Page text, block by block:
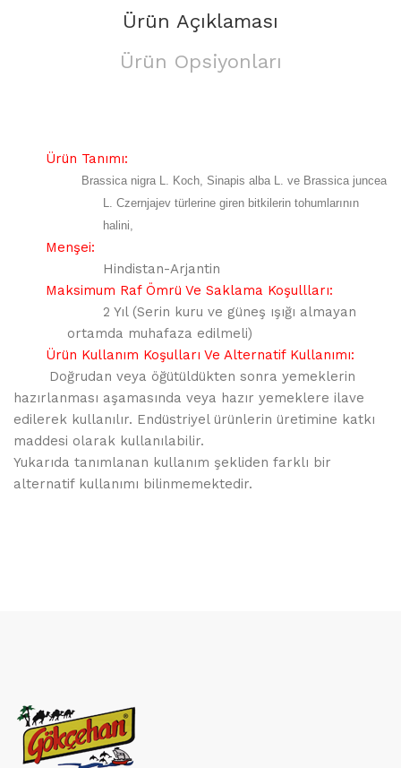
Ürün Açıklaması
Ürün Opsiyonları
Ürün Tanımı:
Brassica nigra L. Koch, Sinapis alba L. ve Brassica juncea
L. Czernjajev türlerine giren bitkilerin tohumlarının
halini,
Menşei:
Hindistan-Arjantin
Maksimum Raf Ömrü Ve Saklama Koşullları:
2 Yıl (Serin kuru ve güneş ışığı almayan
ortamda muhafaza edilmeli)
Ürün Kullanım Koşulları Ve Alternatif Kullanımı:
Doğrudan veya öğütüldükten sonra yemeklerin
hazırlanması aşamasında veya hazır yemeklere ilave
edilerek kullanılır. Endüstriyel ürünlerin üretimine katkı
maddesi olarak kullanılabilir.
Yukarıda tanımlanan kullanım şekliden farklı bir
alternatif kullanımı bilinmemektedir.